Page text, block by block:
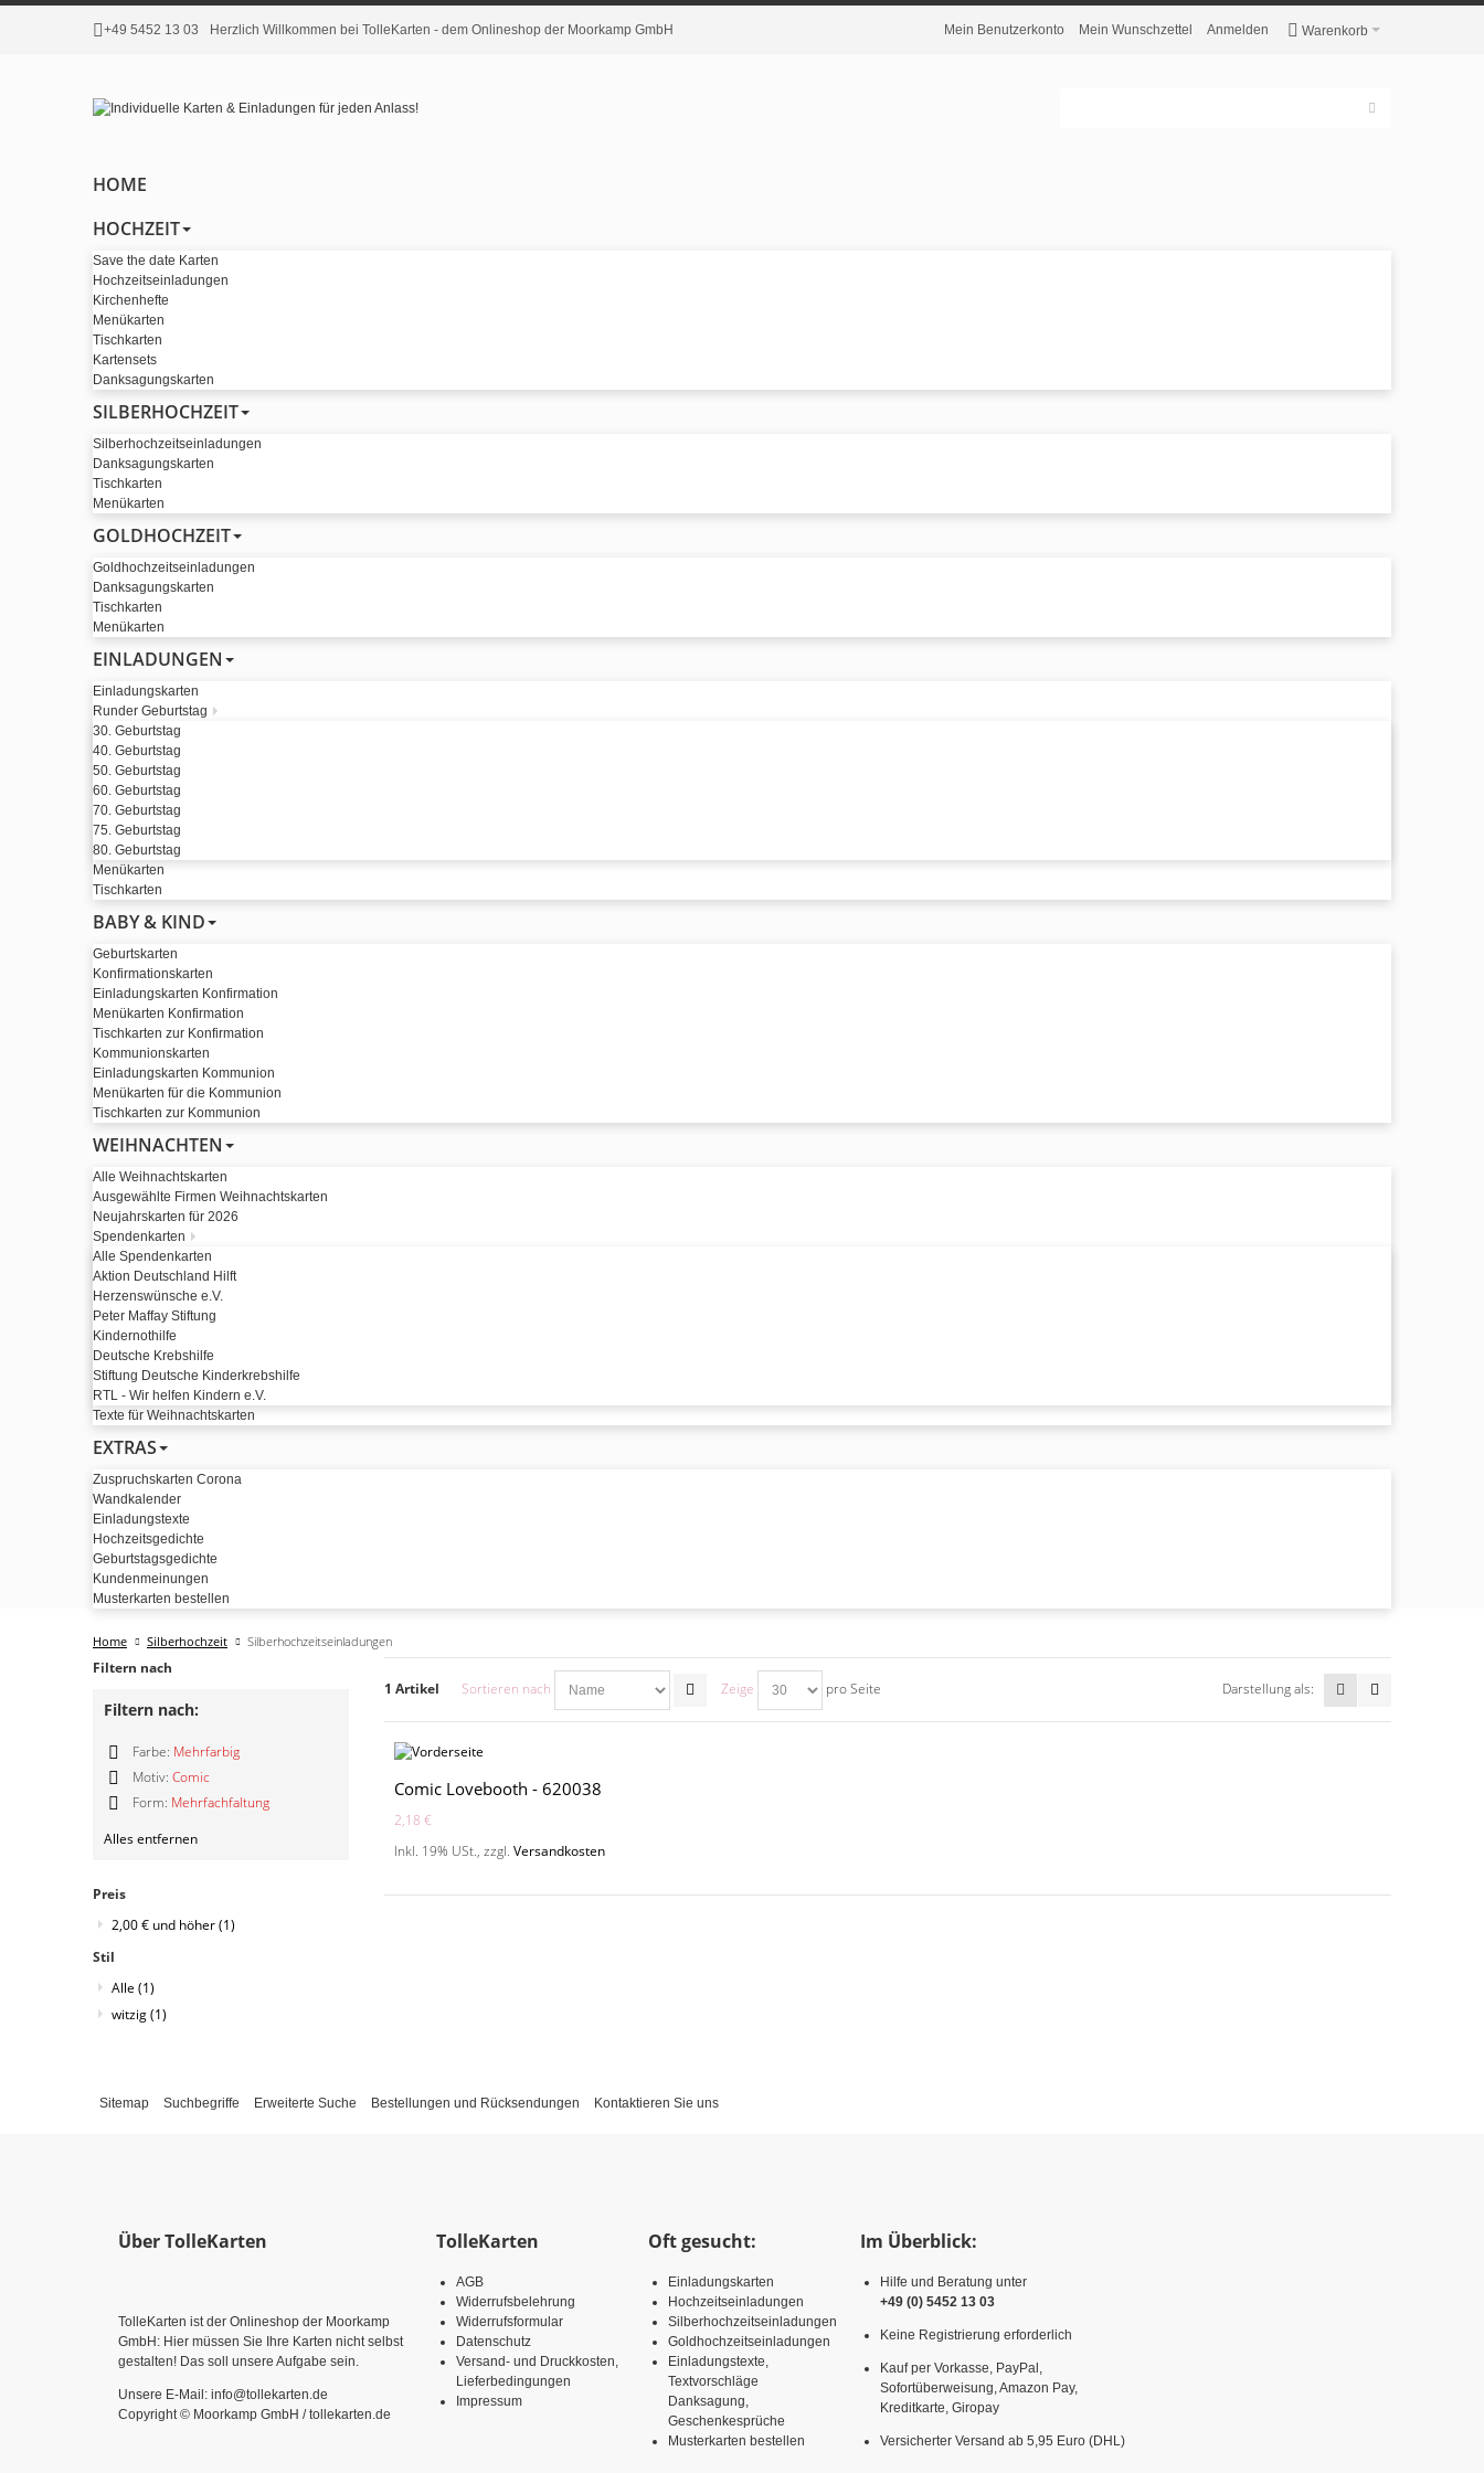
+49 5452 13 03 Herzlich Willkommen bei TolleKarten - dem Onlineshop der Moorkamp GmbH Warenkorb
Mein Benutzerkonto Mein Wunschzettel Anmelden
HOME
HOCHZEIT
Save the date Karten
Hochzeitseinladungen
Kirchenhefte
Menükarten
Tischkarten
Kartensets
Danksagungskarten
SILBERHOCHZEIT
Silberhochzeitseinladungen
Danksagungskarten
Tischkarten
Menükarten
GOLDHOCHZEIT
Goldhochzeitseinladungen
Danksagungskarten
Tischkarten
Menükarten
EINLADUNGEN
Einladungskarten
Runder Geburtstag
30. Geburtstag
40. Geburtstag
50. Geburtstag
60. Geburtstag
70. Geburtstag
75. Geburtstag
80. Geburtstag
Menükarten
Tischkarten
BABY & KIND
Geburtskarten
Konfirmationskarten
Einladungskarten Konfirmation
Menükarten Konfirmation
Tischkarten zur Konfirmation
Kommunionskarten
Einladungskarten Kommunion
Menükarten für die Kommunion
Tischkarten zur Kommunion
WEIHNACHTEN
Alle Weihnachtskarten
Ausgewählte Firmen Weihnachtskarten
Neujahrskarten für 2026
Spendenkarten
Alle Spendenkarten
Aktion Deutschland Hilft
Herzenswünsche e.V.
Peter Maffay Stiftung
Kindernothilfe
Deutsche Krebshilfe
Stiftung Deutsche Kinderkrebshilfe
RTL - Wir helfen Kindern e.V.
Texte für Weihnachtskarten
EXTRAS
Zuspruchskarten Corona
Wandkalender
Einladungstexte
Hochzeitsgedichte
Geburtstagsgedichte
Kundenmeinungen
Musterkarten bestellen
Home Silberhochzeit Silberhochzeitseinladungen
1 Artikel Sortieren nach Zeige pro Seite Darstellung als:
Comic Lovebooth - 620038
2,18 €
Inkl. 19% USt., zzgl. Versandkosten
Filtern nach
Filtern nach:
Farbe: Mehrfarbig
Diesen
Artikel
entfernen
Motiv: Comic
Diesen
entfernen
Form: Mehrfachfaltung
Artikel
Alles entfernen
Preis
2,00 € und höher(1)
Stil
Alle (1)
witzig(1)
Sitemap Suchbegriffe Erweiterte Suche Bestellungen und Rücksendungen Kontaktieren Sie uns
Über TolleKarten
TolleKarten ist der Onlineshop der Moorkamp
GmbH: Hier müssen Sie Ihre Karten nicht selbst
gestalten! Das soll unsere Aufgabe sein.
Unsere E-Mail: info@tollekarten.de
Copyright © Moorkamp GmbH / tollekarten.de
TolleKarten
AGB
Widerrufsbelehrung
Widerrufsformular
Datenschutz
Versand- und Druckkosten,
Lieferbedingungen
Impressum
Oft gesucht:
Einladungskarten
Hochzeitseinladungen
Silberhochzeitseinladungen
Goldhochzeitseinladungen
Einladungstexte,
Textvorschläge
Danksagung,
Geschenkesprüche
Musterkarten bestellen
Im Überblick:
Hilfe und Beratung unter
+49 (0) 5452 13 03
Keine Registrierung erforderlich
Kauf per Vorkasse, PayPal,
Sofortüberweisung, Amazon Pay,
Kreditkarte, Giropay
Versicherter Versand ab 5,95 Euro (DHL)